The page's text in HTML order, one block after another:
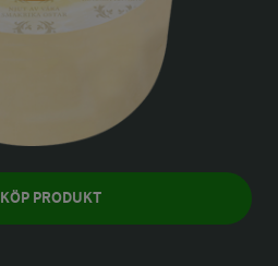
KÖP PRODUKT